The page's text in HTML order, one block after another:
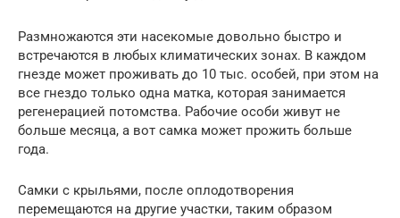
Размножаются эти насекомые довольно быстро и
встречаются в любых климатических зонах. В каждом
гнезде может проживать до 10 тыс. особей, при этом на
все гнездо только одна матка, которая занимается
регенерацией потомства. Рабочие особи живут не
больше месяца, а вот самка может прожить больше
года.
Самки с крыльями, после оплодотворения
перемещаются на другие участки, таким образом